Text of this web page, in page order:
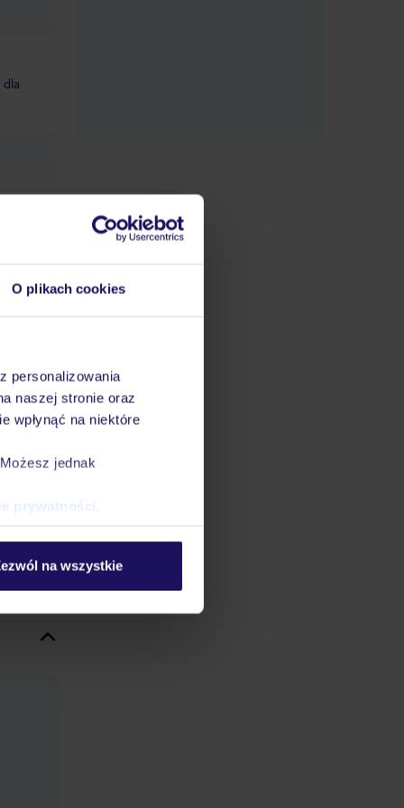
O plikach cookies
personalizowania
naszej stronie oraz
wpłynąć na niektóre
jednak
prywatności
na wszystkie
dla
do
z